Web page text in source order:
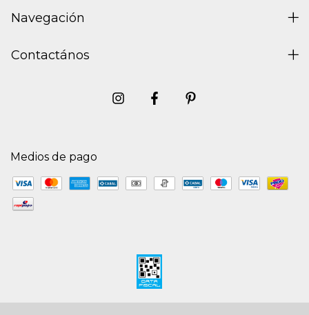
Navegación
Contactános
Medios de pago